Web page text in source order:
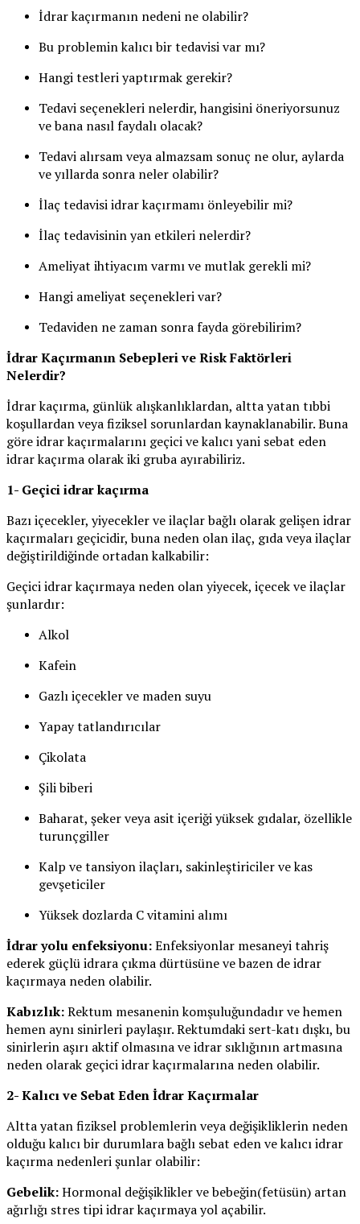
İdrar kaçırmanın nedeni ne olabilir?
Bu problemin kalıcı bir tedavisi var mı?
Hangi testleri yaptırmak gerekir?
Tedavi seçenekleri nelerdir, hangisini öneriyorsunuz
ve bana nasıl faydalı olacak?
Tedavi alırsam veya almazsam sonuç ne olur, aylarda
ve yıllarda sonra neler olabilir?
İlaç tedavisi idrar kaçırmamı önleyebilir mi?
İlaç tedavisinin yan etkileri nelerdir?
Ameliyat ihtiyacım varmı ve mutlak gerekli mi?
Hangi ameliyat seçenekleri var?
Tedaviden ne zaman sonra fayda görebilirim?
İdrar Kaçırmanın Sebepleri ve Risk Faktörleri
Nelerdir?
İdrar kaçırma, günlük alışkanlıklardan, altta yatan tıbbi
koşullardan veya fiziksel sorunlardan kaynaklanabilir. Buna
göre idrar kaçırmalarını geçici ve kalıcı yani sebat eden
idrar kaçırma olarak iki gruba ayırabiliriz.
1- Geçici idrar kaçırma
Bazı içecekler, yiyecekler ve ilaçlar bağlı olarak gelişen idrar
kaçırmaları geçicidir, buna neden olan ilaç, gıda veya ilaçlar
değiştirildiğinde ortadan kalkabilir:
Geçici idrar kaçırmaya neden olan yiyecek, içecek ve ilaçlar
şunlardır:
Alkol
Kafein
Gazlı içecekler ve maden suyu
Yapay tatlandırıcılar
Çikolata
Şili biberi
Baharat, şeker veya asit içeriği yüksek gıdalar, özellikle
turunçgiller
Kalp ve tansiyon ilaçları, sakinleştiriciler ve kas
gevşeticiler
Yüksek dozlarda C vitamini alımı
İdrar yolu enfeksiyonu:Enfeksiyonlar mesaneyi tahriş
ederek güçlü idrara çıkma dürtüsüne ve bazen de idrar
kaçırmaya neden olabilir.
Kabızlık:Rektum mesanenin komşuluğundadır ve hemen
hemen aynı sinirleri paylaşır. Rektumdaki sert-katı dışkı, bu
sinirlerin aşırı aktif olmasına ve idrar sıklığının artmasına
neden olarak geçici idrar kaçırmalarına neden olabilir.
2- Kalıcı ve Sebat Eden İdrar Kaçırmalar
Altta yatan fiziksel problemlerin veya değişikliklerin neden
olduğu kalıcı bir durumlara bağlı sebat eden ve kalıcı idrar
kaçırma nedenleri şunlar olabilir:
Gebelik:Hormonal değişiklikler ve bebeğin(fetüsün) artan
ağırlığı stres tipi idrar kaçırmaya yol açabilir.